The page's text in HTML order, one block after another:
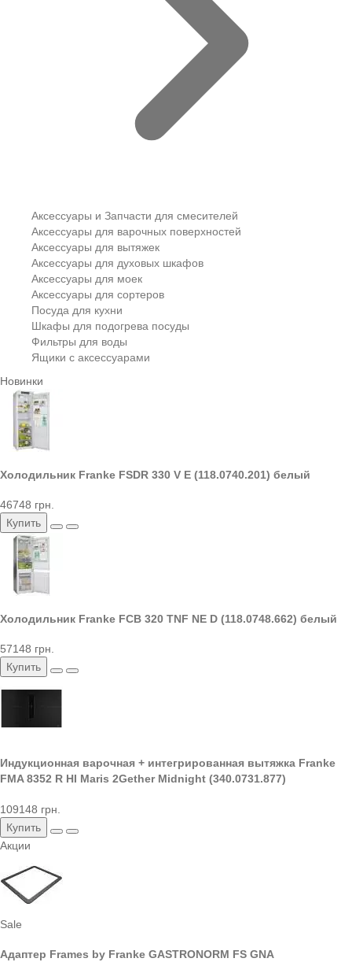
Аксессуары и Запчасти для смесителей
Аксессуары для варочных поверхностей
Аксессуары для вытяжек
Аксессуары для духовых шкафов
Аксессуары для моек
Аксессуары для сортеров
Посуда для кухни
Шкафы для подогрева посуды
Фильтры для воды
Ящики с аксессуарами
Новинки
Холодильник Franke FSDR 330 V E (118.0740.201) белый
46748 грн.
Купить
Холодильник Franke FCB 320 TNF NE D (118.0748.662) белый
57148 грн.
Купить
Индукционная варочная + интегрированная вытяжка Franke
FMA 8352 R HI Maris 2Gether Midnight (340.0731.877)
109148 грн.
Купить
Акции
Sale
Адаптер Frames by Franke GASTRONORM FS GNA